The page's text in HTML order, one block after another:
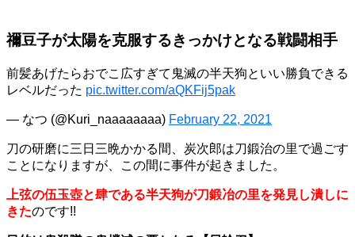
禰豆子が太陽を克服するきっかけとなる戦闘相手
前髪あげたらおでこ広すぎて鬼滅の半天狗といい勝負できる
レベルだった pic.twitter.com/aQKFij5pak
— なつ (@Kuri_naaaaaaaa) February 22, 2021
刀の研磨に三日三晩かかる間、炭次郎は刀鍛治の里で過ごす
ことになりますが、この間に事件が起きました。
上弦の伍玉壺と肆である半天狗が刀鍛冶の里を発見し潰しに
きたのです!!